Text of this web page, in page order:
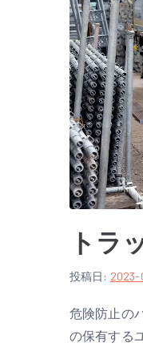
トラ
作
:
a
投稿日:
ト
ッ
ク
コ
ン
ト
危険防止の
の保有する